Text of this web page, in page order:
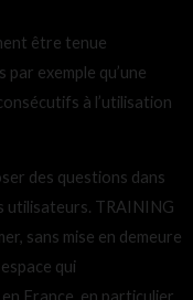
être tenue
exemple qu’une
à l’utilisation
des questions dans
utilisateurs. TRAINING
sans mise en demeure
qui